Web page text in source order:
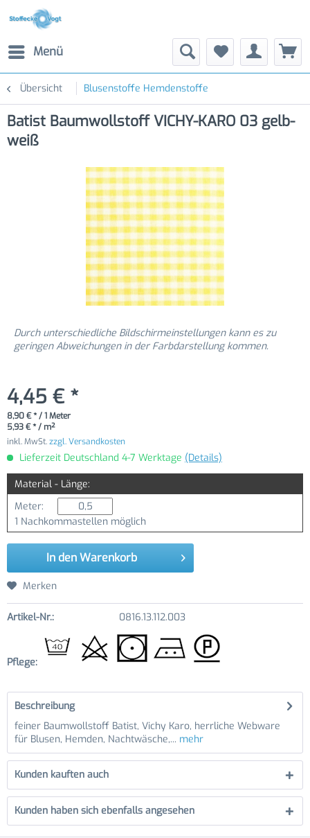
Menü
Übersicht Blusenstoffe Hemdenstoffe
Batist Baumwollstoff VICHY-KARO 03 gelb-
weiß
Durch unterschiedliche Bildschirmeinstellungen kann es zu
geringen Abweichungen in der Farbdarstellung kommen.
4,45 € *
8,90 € * / 1 Meter
5,93 € * / m²
inkl. MwSt.zzgl. Versandkosten
Lieferzeit Deutschland 4-7 Werktage (Details)
Material - Länge:
Meter:
1 Nachkommastellen möglich
In den Warenkorb
Merken
Artikel-Nr.: 0816.13.112.003
Pflege:
Beschreibung
feiner Baumwollstoff Batist, Vichy Karo, herrliche Webware
für Blusen, Hemden, Nachtwäsche,... mehr
Kunden kauften auch
Kunden haben sich ebenfalls angesehen